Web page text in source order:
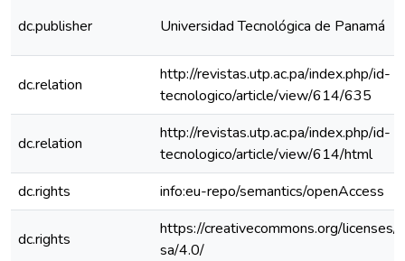
dc.publisher Universidad Tecnológica de Panamá
dc.relation
http://revistas.utp.ac.pa/index.php/id-
tecnologico/article/view/614/635
dc.relation
http://revistas.utp.ac.pa/index.php/id-
tecnologico/article/view/614/html
dc.rights
info:eu-repo/semantics/openAccess
dc.rights
https://creativecommons.org/licenses/
sa/4.0/